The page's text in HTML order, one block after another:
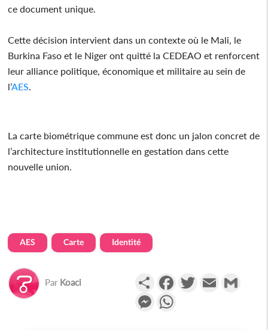
ce document unique.
Cette décision intervient dans un contexte où le Mali, le
Burkina Faso et le Niger ont quitté la CEDEAO et renforcent
leur alliance politique, économique et militaire au sein de
l’AES.
La carte biométrique commune est donc un jalon concret de
l’architecture institutionnelle en gestation dans cette
nouvelle union.
AES Carte Identité
Par Koaci PartagerFacebookTwitterEmail
Messenger